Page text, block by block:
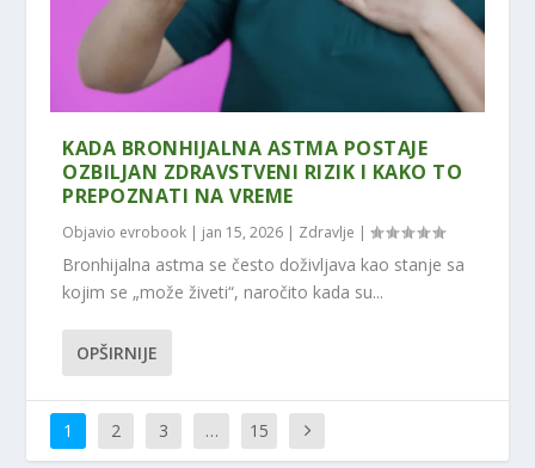
KADA BRONHIJALNA ASTMA POSTAJE
OZBILJAN ZDRAVSTVENI RIZIK I KAKO TO
PREPOZNATI NA VREME
Objavio evrobook | jan 15, 2026 | Zdravlje |
Bronhijalna astma se često doživljava kao stanje sa
kojim se „može živeti“, naročito kada su...
OPŠIRNIJE
1 2 3 … 15